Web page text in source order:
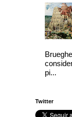
pi...
Twitter